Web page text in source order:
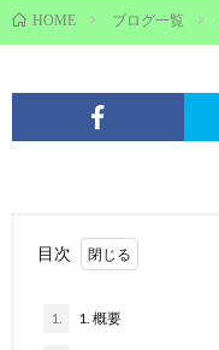
HOME ブログ一覧
目次
1. 1. 概要